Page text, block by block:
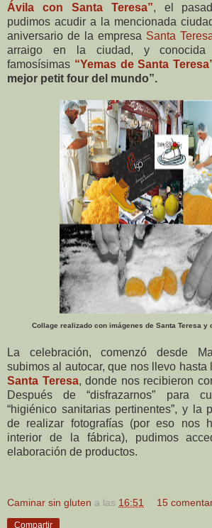
Ávila con Santa Teresa”, el
pudimos acudir a la mencionada
aniversario de la empresa Santa
arraigo en la ciudad, y
famosísimas “Yemas de Santa
mejor petit four del mundo”.
Collage realizado con imágenes de Santa Teresa y
La celebración, comenzó desde
subimos al autocar, que nos llevo hasta
Santa Teresa, donde nos recibieron
Después de “disfrazarnos” para
“higiénico sanitarias pertinentes”, y la
de realizar fotografías (por eso nos
interior de la fábrica), pudimos
elaboración de productos.
Caminar sin gluten a las 16:51 15
Compartir